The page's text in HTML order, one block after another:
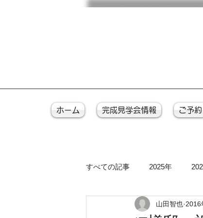
ホーム 完成見学会情報 ご予約
すべての記事 2025年
2015年
山田智也 2016